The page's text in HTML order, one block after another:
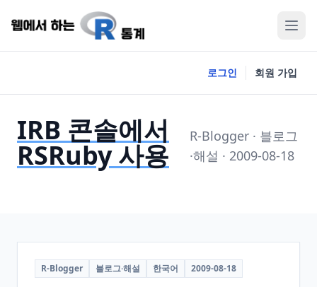
로그인 회원 가입
IRB 콘솔에서
RSRuby 사용
R-Blogger · 블로그
·해설 · 2009-08-18
R-Blogger 블로그·해설 한국어 2009-08-18